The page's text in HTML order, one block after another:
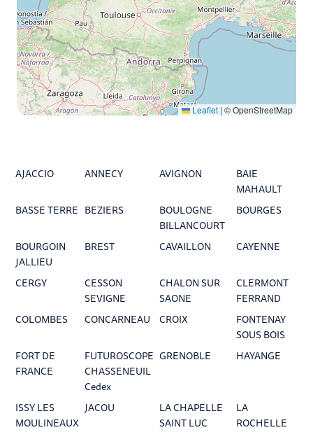
Leaflet | © OpenStreetMap
AJACCIO ANNECY AVIGNON
BAIE
MAHAULT
BASSE TERRE BEZIERS
BOULOGNE
BILLANCOURT
BOURGES
BOURGOIN
JALLIEU
BREST CAVAILLON CAYENNE
CERGY
CESSON
SEVIGNE
CHALON SUR
SAONE
CLERMONT
FERRAND
COLOMBES
CONCARNEAU CROIX
FONTENAY
SOUS BOIS
FORT DE
FRANCE
FUTUROSCOPE
CHASSENEUIL
Cedex
GRENOBLE HAYANGE
ISSY LES
MOULINEAUX
JACOU
LA CHAPELLE
SAINT LUC
LA
ROCHELLE